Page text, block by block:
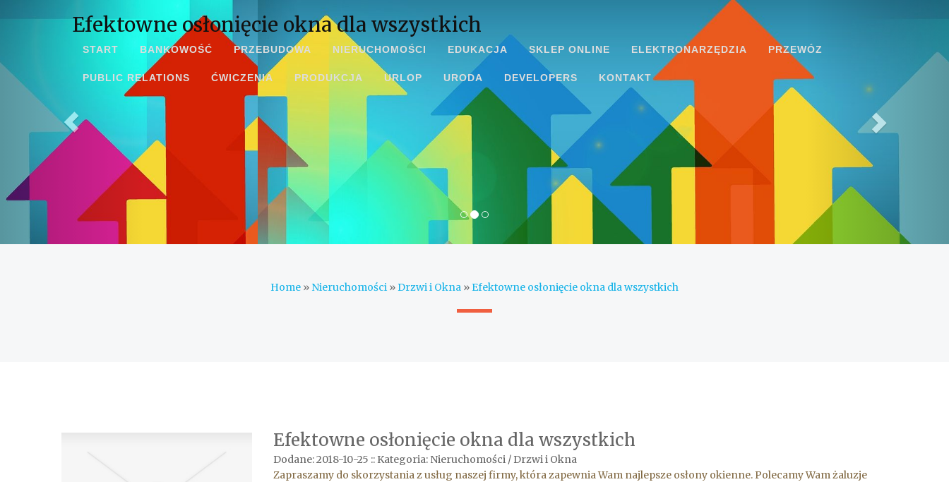
Efektowne osłonięcie okna dla wszystkich
START BANKOWOŚĆ PRZEBUDOWA NIERUCHOMOŚCI EDUKACJA SKLEP ONLINE ELEKTRONARZĘDZIA PRZEWÓZ
PUBLIC RELATIONS ĆWICZENIA PRODUKCJA URLOP URODA DEVELOPERS KONTAKT
Home » Nieruchomości »Drzwi i Okna » Efektowne osłonięcie okna dla wszystkich
Efektowne osłonięcie okna dla wszystkich
Dodane: 2018-10-25 :: Kategoria: Nieruchomości / Drzwi i Okna
Zapraszamy do skorzystania z usług naszej firmy, która zapewnia Wam najlepsze osłony okienne. Polecamy Wam żaluzje